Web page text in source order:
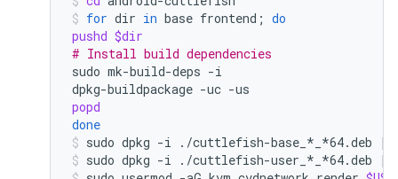
for dir in base frontend ; do
pushd $dir
# Install build dependencies
sudo mk-build-deps -i
dpkg-buildpackage -uc
popd
done
sudo dpkg -i ./cuttlefish-base_*_*64.deb
||
sudo dpkg -i ./cuttlefish-user_*_*64.deb
||